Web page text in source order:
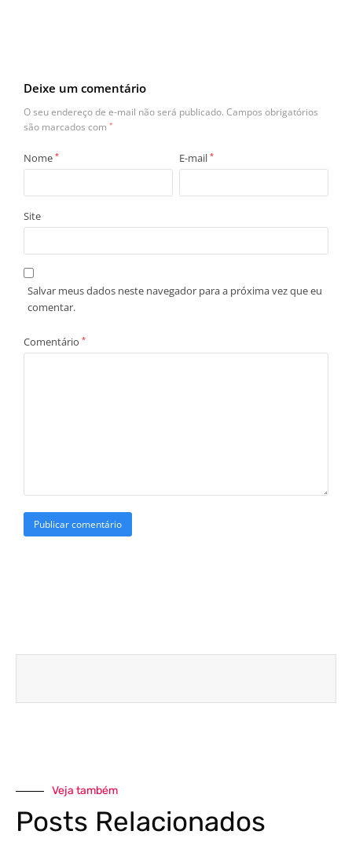
Deixe um comentário
O seu endereço de e-mail não será publicado. Campos obrigatórios
são marcados com *
Nome * E-mail *
Site
Salvar meus dados neste navegador para a próxima vez que eu
comentar.
Comentário *
Veja também
Posts Relacionados